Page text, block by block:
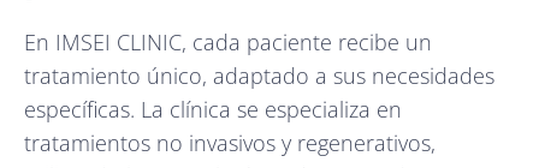
En IMSEI CLINIC, cada paciente recibe un
tratamiento único, adaptado a sus necesidades
específicas. La clínica se especializa en
tratamientos no invasivos y regenerativos,